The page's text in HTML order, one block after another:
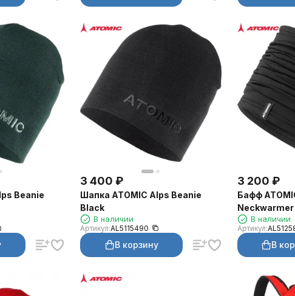
Beanie
3 400 ₽
Шапка ATOMIC Alps Beanie
Black
В наличии
Артикул:AL5115490
В корзину
3 200 ₽
Бафф
В наличии
Артикул:
В